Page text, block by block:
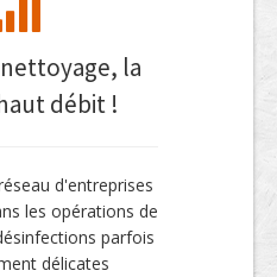
la
débit !
d'entreprises
les opérations de
parfois
délicates